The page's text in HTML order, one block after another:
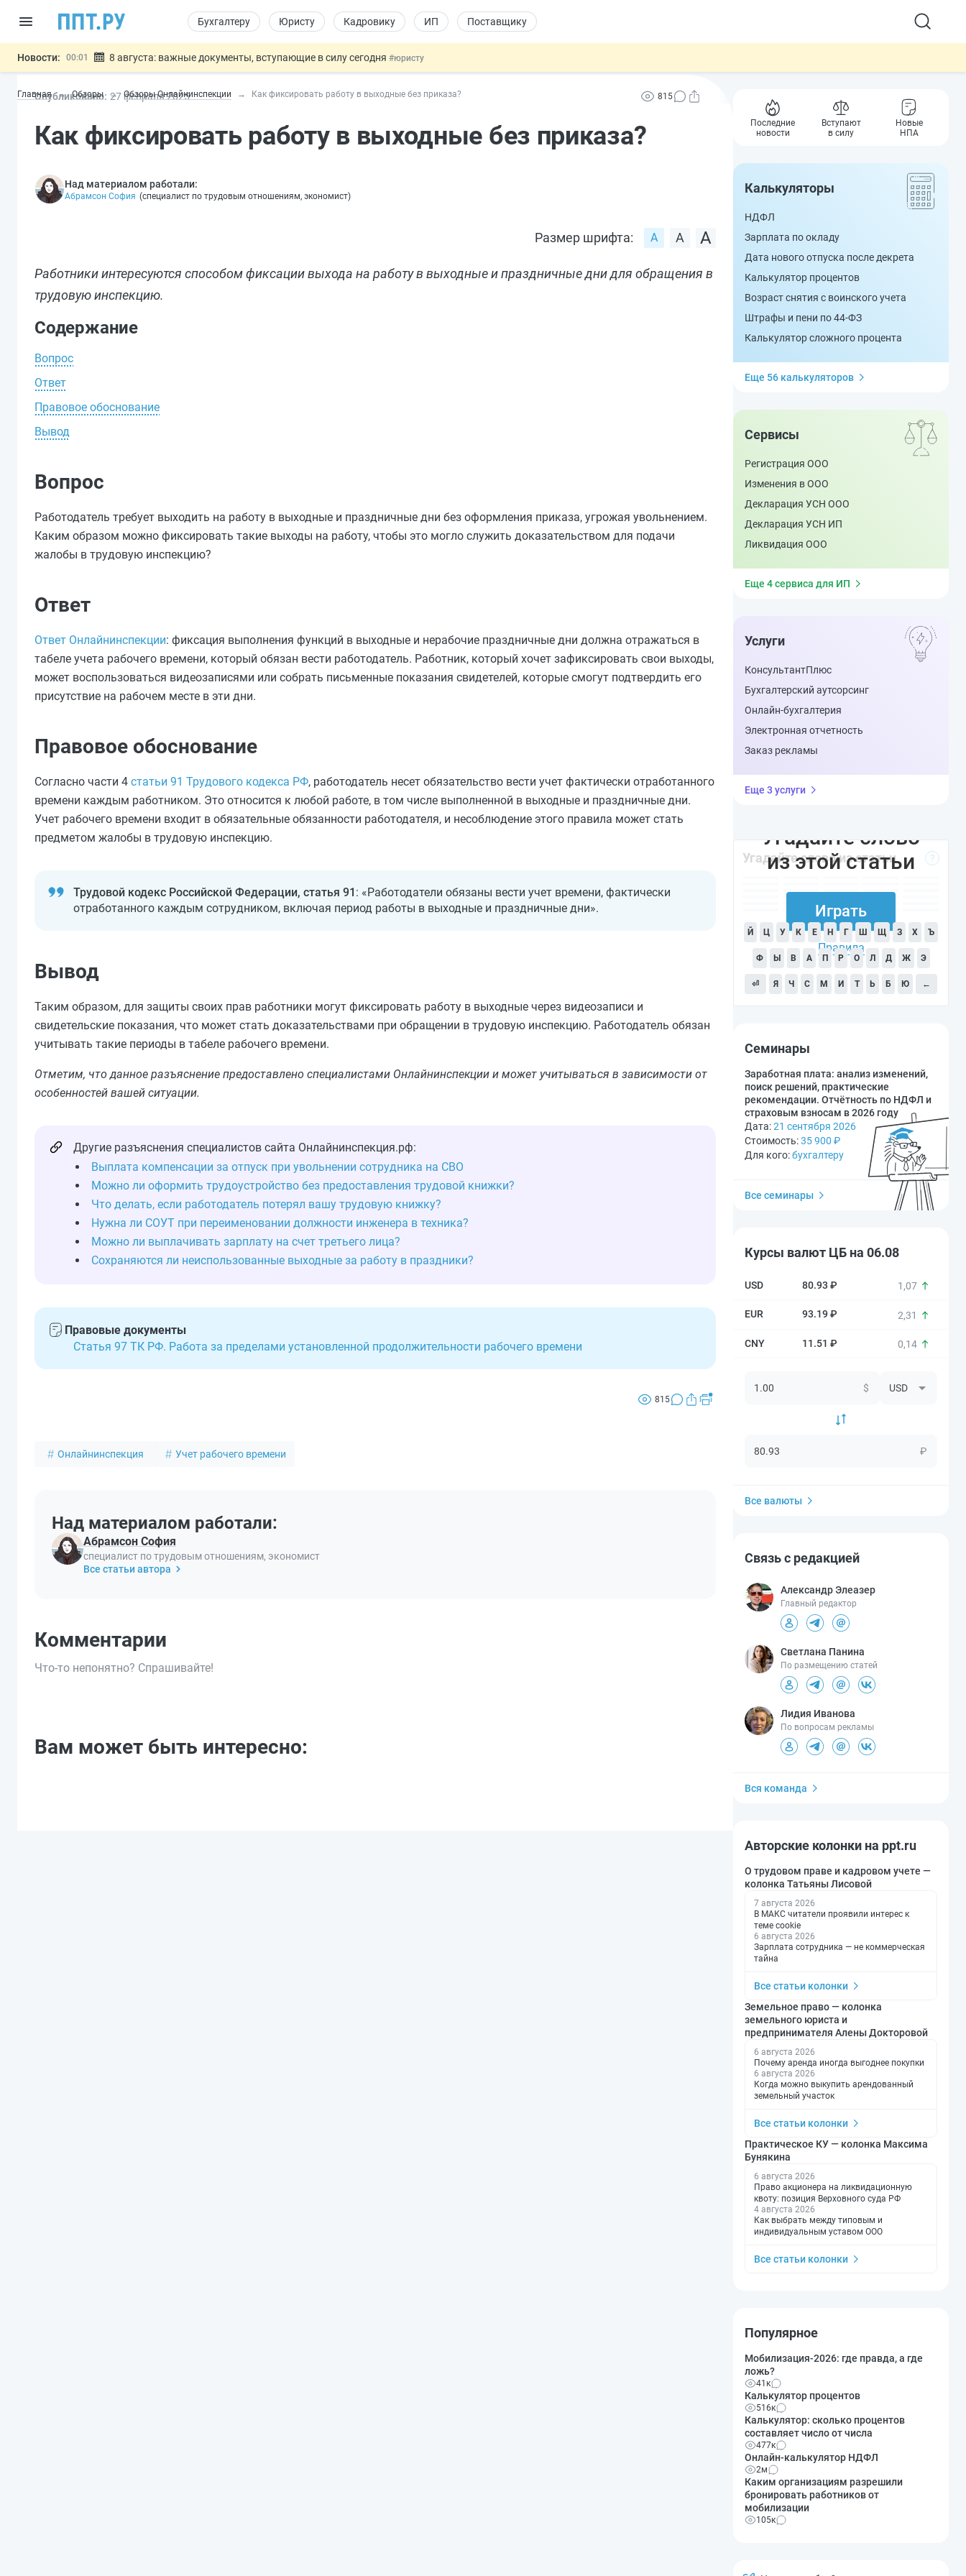
Бухгалтеру Юристу Кадровику ИП Поставщику
Новости: 00:01 8 августа: важные документы, вступающие в силу сегодня #юристу
07.08 Дистанционную работу беременных пропишут в ТК РФ #кадровику
07.08
Важно Разработают единые критерии трудовых и ГПХ-отношений #кадровику
Главная Обзоры Обзоры Онлайнинспекции Как фиксировать работу в выходные без приказа?
Опубликовано: 27 февраля2025 815
Как фиксировать работу в выходные без приказа?
Над материалом работали:
Абрамсон София (специалист по трудовым отношениям, экономист)
Размер шрифта:
Работники интересуются способом фиксации выхода на работу в выходные и праздничные дни для обращения в
трудовую инспекцию.
Содержание
Вопрос
Ответ
Правовое обоснование
Вывод
Вопрос
Работодатель требует выходить на работу в выходные и праздничные дни без оформления приказа, угрожая увольнением.
Каким образом можно фиксировать такие выходы на работу, чтобы это могло служить доказательством для подачи
жалобы в трудовую инспекцию?
Ответ
Ответ Онлайнинспекции: фиксация выполнения функций в выходные и нерабочие праздничные дни должна отражаться в
табеле учета рабочего времени, который обязан вести работодатель. Работник, который хочет зафиксировать свои выходы,
может воспользоваться видеозаписями или собрать письменные показания свидетелей, которые смогут подтвердить его
присутствие на рабочем месте в эти дни.
Правовое обоснование
Согласно части 4 статьи 91 Трудового кодекса РФ, работодатель несет обязательство вести учет фактически отработанного
времени каждым работником. Это относится к любой работе, в том числе выполненной в выходные и праздничные дни.
Учет рабочего времени входит в обязательные обязанности работодателя, и несоблюдение этого правила может стать
предметом жалобы в трудовую инспекцию.
Трудовой кодекс Российской Федерации, статья 91 : «Работодатели обязаны вести учет времени, фактически
отработанного каждым сотрудником, включая период работы в выходные и праздничные дни».
Вывод
Таким образом, для защиты своих прав работники могут фиксировать работу в выходные через видеозаписи и
свидетельские показания, что может стать доказательствами при обращении в трудовую инспекцию. Работодатель обязан
учитывать такие периоды в табеле рабочего времени.
Отметим, что данное разъяснение предоставлено специалистами Онлайнинспекции и может учитываться в зависимости от
особенностей вашей ситуации.
Другие разъяснения специалистов сайта Онлайнинспекция.рф:
Выплата компенсации за отпуск при увольнении сотрудника на СВО
Можно ли оформить трудоустройство без предоставления трудовой книжки?
Что делать, если работодатель потерял вашу трудовую книжку?
Нужна ли СОУТ при переименовании должности инженера в техника?
Можно ли выплачивать зарплату на счет третьего лица?
Сохраняются ли неиспользованные выходные за работу в праздники?
Правовые документы
Статья 97 ТК РФ. Работа за пределами установленной продолжительности рабочего времени
815
Онлайнинспекция Учет рабочего времени
Над материалом работали:
Абрамсон София
специалист по трудовым отношениям, экономист
Все статьи автора
Комментарии
Что-то непонятно? Спрашивайте!
Вам может быть интересно:
Последние
новости
Вступают
в силу
Новые
НПА
Калькуляторы
НДФЛ
Зарплата по окладу
Дата нового отпуска после декрета
Калькулятор процентов
Возраст снятия с воинского учета
Штрафы и пени по 44-ФЗ
Калькулятор сложного процента
Еще 56 калькуляторов
Сервисы
Регистрация ООО
Изменения в ООО
Декларация УСН ООО
Декларация УСН ИП
Ликвидация ООО
Еще 4 сервиса для ИП
Услуги
КонсультантПлюс
Бухгалтерский аутсорсинг
Онлайн-бухгалтерия
Электронная отчетность
Заказ рекламы
Еще 3 услуги
Угадайте слово из статьи ?
Угадайте слово
из этой статьи
Играть
Правила
Й Ц У К Е Н Г Ш Щ З Х Ъ
Ф Ы В А П Р О Л Д Ж Э
⏎ Я Ч С М И Т Ь Б Ю ←
Семинары
Заработная плата: анализ изменений,
поиск решений, практические
рекомендации. Отчётность по НДФЛ и
страховым взносам в 2026 году
Дата:21 сентября 2026
Стоимость:35 900 ₽
Для кого:бухгалтеру
Все семинары
Курсы валют ЦБ на 06.08
80.93 ₽ 1,07
93.19 ₽ 2,31
11.51 ₽ 0,14
$
₽
Все валюты
Связь с редакцией
Александр Элеазер
Главный редактор
Светлана Панина
По размещению статей
Лидия Иванова
По вопросам рекламы
Вся команда
Авторские колонки на ppt.ru
О трудовом праве и кадровом учете —
колонка Татьяны Лисовой
7 августа 2026
В МАКС читатели проявили интерес к
теме cookie
6 августа 2026
Зарплата сотрудника — не коммерческая
тайна
Все статьи колонки
Земельное право — колонка
земельного юриста и
предпринимателя Алены Докторовой
6 августа 2026
Почему аренда иногда выгоднее покупки
6 августа 2026
Когда можно выкупить арендованный
земельный участок
Все статьи колонки
Практическое КУ — колонка Максима
Бунякина
6 августа 2026
Право акционера на ликвидационную
квоту: позиция Верховного суда РФ
4 августа 2026
Как выбрать между типовым и
индивидуальным уставом ООО
Все статьи колонки
Популярное
Мобилизация-2026: где правда, а где
ложь?
41к
Калькулятор процентов
516к
Калькулятор: сколько процентов
составляет число от числа
477к
Онлайн-калькулятор НДФЛ
2м
Каким организациям разрешили
бронировать работников от
мобилизации
105к